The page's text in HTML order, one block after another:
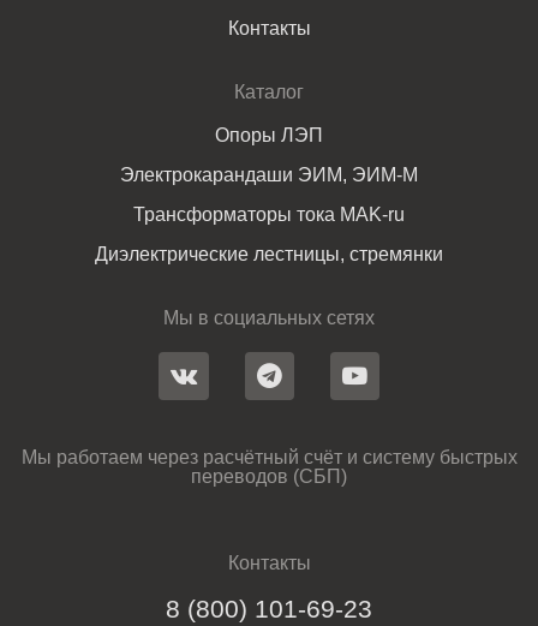
Контакты
Каталог
Опоры ЛЭП
Электрокарандаши ЭИМ, ЭИМ-М
Трансформаторы тока MAK-ru
Диэлектрические лестницы, стремянки
Мы в социальных сетях
Мы работаем через расчётный счёт и систему быстрых
переводов (СБП)
Контакты
8 (800) 101-69-23